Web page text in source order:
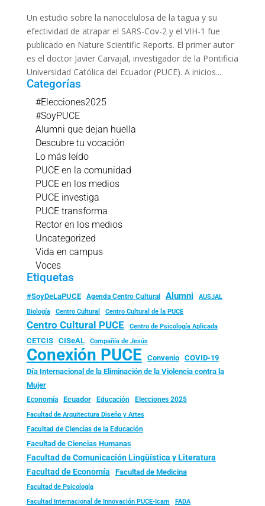
Un estudio sobre la nanocelulosa de la tagua y su
efectividad de atrapar el SARS-Cov-2 y el VIH-1 fue
publicado en Nature Scientific Reports. El primer autor
es el doctor Javier Carvajal, investigador de la Pontificia
Universidad Católica del Ecuador (PUCE). A inicios...
Categorías
#Elecciones2025
#SoyPUCE
Alumni que dejan huella
Descubre tu vocación
Lo más leído
PUCE en la comunidad
PUCE en los medios
PUCE investiga
PUCE transforma
Rector en los medios
Uncategorized
Vida en campus
Voces
Etiquetas
#SoyDeLaPUCE Agenda Centro Cultural Alumni
AUSJAL
Biología
Centro Cultural Centro Cultural de la PUCE
Centro Cultural PUCE Centro de Psicología Aplicada
CETCIS CISeAL Compañía de Jesús
Conexión PUCE Convenio
COVID-19
Día Internacional de la Eliminación de la Violencia contra la
Mujer
Economía Ecuador Educación Elecciones 2025
Facultad de Arquitectura Diseño y Artes
Facultad de Ciencias de la Educación
Facultad de Ciencias Humanas
Facultad de Comunicación Lingüística y Literatura
Facultad de Economía Facultad de Medicina
Facultad de Psicología
Facultad Internacional de Innovación PUCE-Icam FADA